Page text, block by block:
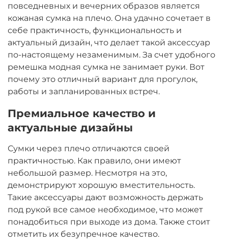
повседневных и вечерних образов является
кожаная сумка на плечо. Она удачно сочетает в
себе практичность, функциональность и
актуальный дизайн, что делает такой аксессуар
по-настоящему незаменимым. За счет удобного
ремешка модная сумка не занимает руки. Вот
почему это отличный вариант для прогулок,
работы и запланированных встреч.
Премиальное качество и
актуальные дизайны
Сумки через плечо отличаются своей
практичностью. Как правило, они имеют
небольшой размер. Несмотря на это,
демонстрируют хорошую вместительность.
Такие аксессуары дают возможность держать
под рукой все самое необходимое, что может
понадобиться при выходе из дома. Также стоит
отметить их безупречное качество.